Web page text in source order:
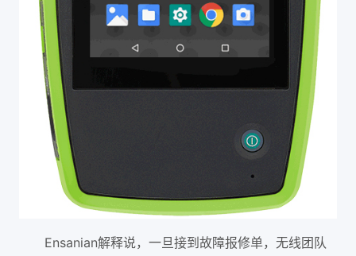
Ensanian解释说，一旦接到故障报修单，无线团队